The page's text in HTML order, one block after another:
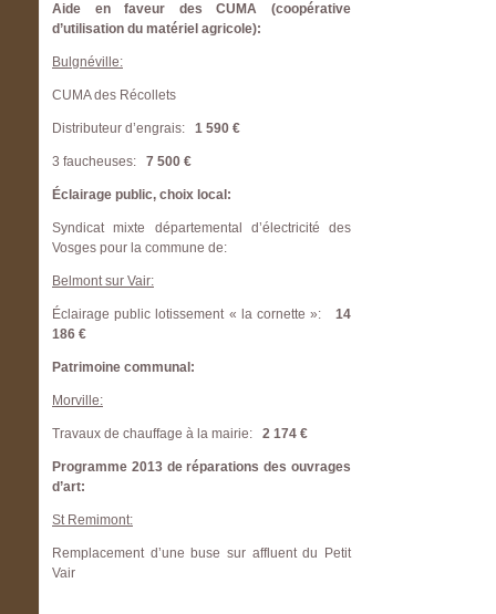
Aide en faveur des CUMA (coopérative
d’utilisation du matériel agricole):
Bulgnéville:
CUMA des Récollets
Distributeur d’engrais: 1 590 €
3 faucheuses: 7 500 €
Éclairage public, choix local:
Syndicat mixte départemental d’électricité des
Vosges pour la commune de:
Belmont sur Vair:
Éclairage public lotissement « la cornette »: 14
186 €
Patrimoine communal:
Morville:
Travaux de chauffage à la mairie: 2 174 €
Programme 2013 de réparations des ouvrages
d’art:
St Remimont:
Remplacement d’une buse sur affluent du Petit
Vair